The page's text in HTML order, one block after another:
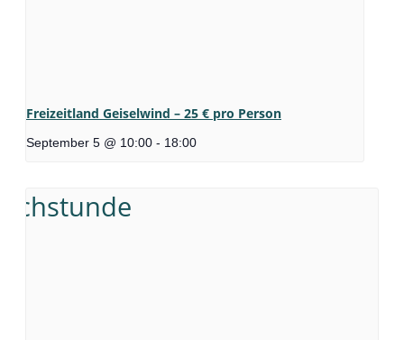
Freizeitland Geiselwind – 25 € pro Person
September 5 @ 10:00 - 18:00